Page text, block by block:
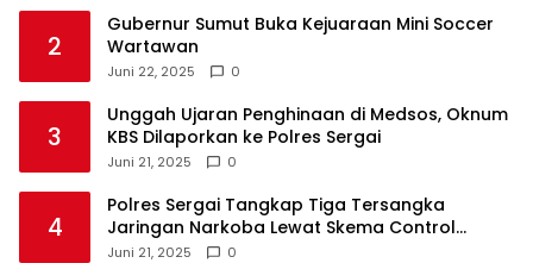
2
Gubernur Sumut Buka Kejuaraan Mini Soccer
Wartawan
Juni 22, 2025 0
3
Unggah Ujaran Penghinaan di Medsos, Oknum
KBS Dilaporkan ke Polres Sergai
Juni 21, 2025 0
4
Polres Sergai Tangkap Tiga Tersangka
Jaringan Narkoba Lewat Skema Control
Delivery
Juni 21, 2025 0